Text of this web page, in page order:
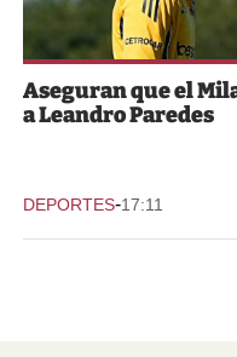
Aseguran que el
a Leandro Paredes
DEPORTES-17:11